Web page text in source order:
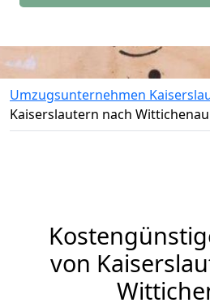
Umzugsunternehmen
Kaiserslautern nach Wittichenau
von